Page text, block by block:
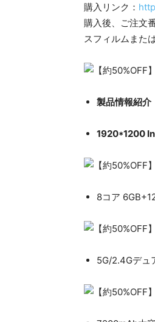
購入リンク：
購入後、ご注文
スフィルムまた
製品情報紹介
1920*1200
8コア
5G/2.4Gデュ